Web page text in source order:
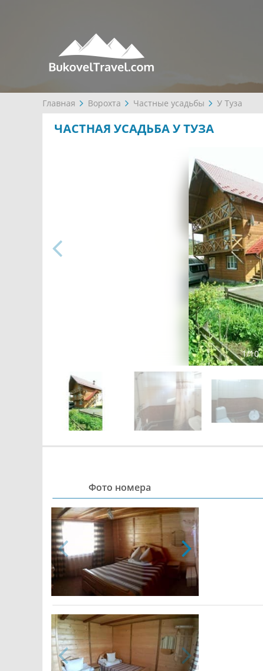
Главная Ворохта Частные усадьбы У Туза
ЧАСТНАЯ УСАДЬБА У ТУЗА
1/10
Фото номера